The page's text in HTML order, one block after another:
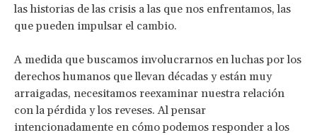
las historias de las crisis a las que nos enfrentamos, las
que pueden impulsar el cambio.
A medida que buscamos involucrarnos en luchas por los
derechos humanos que llevan décadas y están muy
arraigadas, necesitamos reexaminar nuestra relación
con la pérdida y los reveses. Al pensar
intencionadamente en cómo podemos responder a los